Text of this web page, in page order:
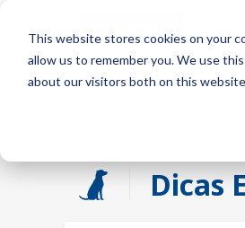
This website stores cookies on your
allow us to remember you. We use
about our visitors both on this
ADAPTIL BR Blog
Deseja se inscrever
Dicas